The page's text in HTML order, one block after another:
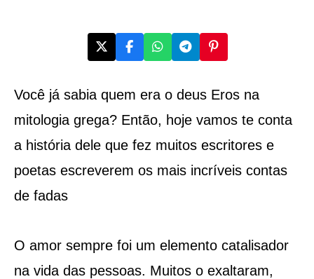
Você já sabia quem era o deus Eros na
mitologia grega? Então, hoje vamos te conta
a história dele que fez muitos escritores e
poetas escreverem os mais incríveis contas
de fadas
O amor sempre foi um elemento catalisador
na vida das pessoas. Muitos o exaltaram,